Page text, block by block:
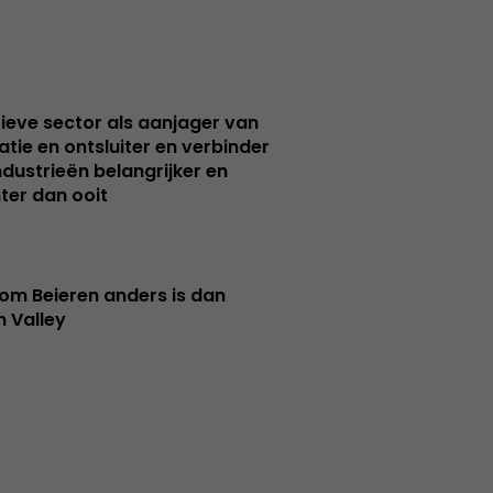
sector als aanjager van
en ontsluiter en verbinder
belangrijker en
dan ooit
Beieren anders is dan
Valley